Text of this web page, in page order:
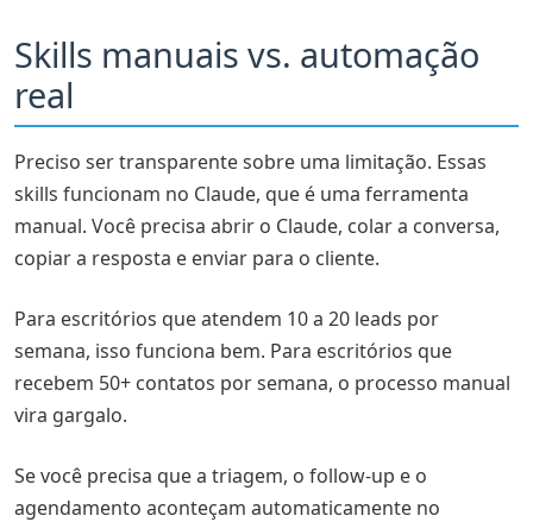
Skills manuais vs. automação
real
Preciso ser transparente sobre uma limitação. Essas
skills funcionam no Claude, que é uma ferramenta
manual. Você precisa abrir o Claude, colar a conversa,
copiar a resposta e enviar para o cliente.
Para escritórios que atendem 10 a 20 leads por
semana, isso funciona bem. Para escritórios que
recebem 50+ contatos por semana, o processo manual
vira gargalo.
Se você precisa que a triagem, o follow-up e o
agendamento aconteçam automaticamente no